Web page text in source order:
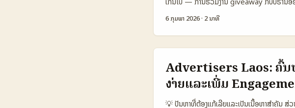
ຜົນຕໍ່ກັບຟ່ານເຂົ້າ. ປັດຈຸບັນ eBay ເປັນແຜົນຈຳໜ່
ຈາກແດນຕ່າງໆ — ນີ້ແປວ່າມີບຣານອົດຕີຍາທີ່ຂາຍ
ຕະຫຼາດໃນອົດຕີຍາ, ການເສີມການຍືດແລະການຟື້
ເນື້ອຫາແນວໃດເພື່ອເປີດໃຈພວກເຂົາ. 📊 ຕາຕະ
Austria Listings Direct Brand
15.000 📈 Avg Response Rate 10%
DM / Agency 🔒 Legal Complexity
€200–€1.000 ຕາຕະລາງສະແດງວ່າການເຂົ້າ
6 ກຸມພາ 2026· 2 ນາທີ
Advertisers Laos: ຄົ້ນ
ง່າຍແລະເພີ່ມ
💡 ປັນຫາທີ່ຕ້ອງແກ້ເລີຍແລະເປັນເນື້ອຫາສຳຄັນ